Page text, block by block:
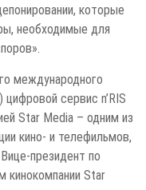
которые
необходимые для
международного
сервис n’RIS
Star Media – одним из
кино- и телефильмов,
президент по
Star